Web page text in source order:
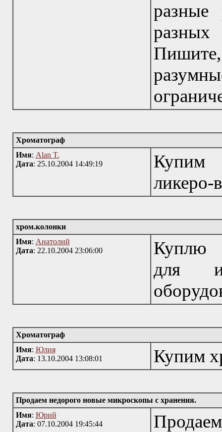
Хроматограф
Имя: Alan T.
Дата: 25.10.2004 14:49:19
Купим
ликеро-
хром.колонки
Имя: Анатолий
Дата: 22.10.2004 23:06:00
Куплю
для
Хроматограф
Имя: Юлия
Дата: 13.10.2004 13:08:01 Купим
Продаем недорого новые микроскопы с хранения.
Имя: Юрий
Дата: 07.10.2004 19:45:44